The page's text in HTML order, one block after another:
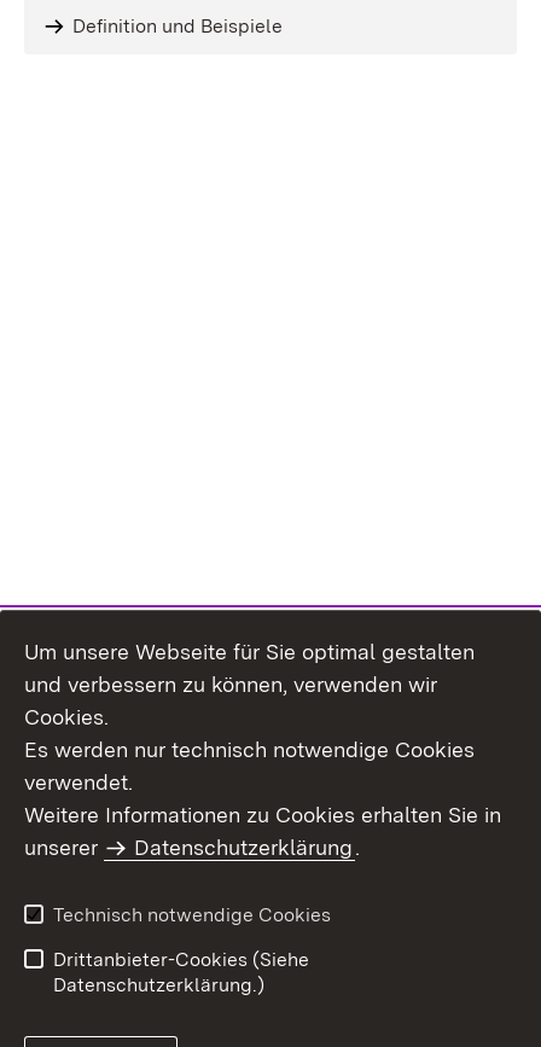
Definition und Beispiele
Themenübersicht
Barrierefreiheit
Um unsere Webseite für Sie optimal gestalten
und verbessern zu können, verwenden wir
Cookies.
Es werden nur technisch notwendige Cookies
verwendet.
Weitere Informationen zu Cookies erhalten Sie in
unserer
Datenschutzerklärung.
Technisch notwendige Cookies
Drittanbieter-Cookies (Siehe
Datenschutzerklärung.)